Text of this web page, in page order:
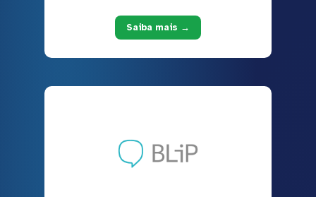
Saiba mais →